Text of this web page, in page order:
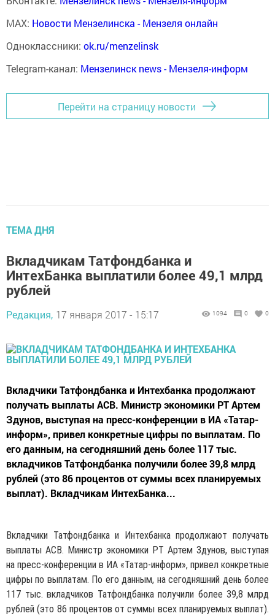
MAX: Новости Мензелинска - Мензеля онлайн
Одноклассники: ok.ru/menzelinsk
Telegram-канал: Мензелинск news - Мензеля-информ
Перейти на страницу новости
ТЕМА ДНЯ
Вкладчикам Татфондбанка и
ИнтехБанка выплатили более 49,1 млрд
рублей
Редакция, 17 января 2017 - 15:17 1094 0 0
Вкладчики Татфондбанка и Интехбанка продолжают
получать выплаты АСВ. Министр экономики РТ Артем
Здунов, выступая на пресс-конференции в ИА «Татар-
информ», привел конкретные цифры по выплатам. По
его данным, на сегодняшний день более 117 тыс.
вкладчиков Татфондбанка получили более 39,8 млрд
рублей (это 86 процентов от суммы всех планируемых
выплат). Вкладчикам ИнтехБанка...
Вкладчики Татфондбанка и Интехбанка продолжают получать
выплаты АСВ. Министр экономики РТ Артем Здунов, выступая
на пресс-конференции в ИА «Татар-информ», привел конкретные
цифры по выплатам. По его данным, на сегодняшний день более
117 тыс. вкладчиков Татфондбанка получили более 39,8 млрд
рублей (это 86 процентов от суммы всех планируемых выплат).